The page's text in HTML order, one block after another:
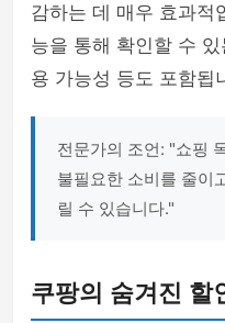
감하는 데 매우 효과적
능을 통해 확인할 수
용 가능성 등도 포함됩
전문가의 조언: "쇼핑
불필요한 소비를 줄이
릴 수 있습니다."
쿠팡의 숨겨진 할